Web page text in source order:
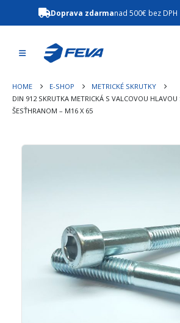
Doprava zdarmanad 500€ bez DPH
HOME E-SHOP
METRICKÉ SKRUTKY
DIN 912 SKRUTKA METRICKÁ S VALCOVOU
ŠESŤHRANOM – M16 X 65